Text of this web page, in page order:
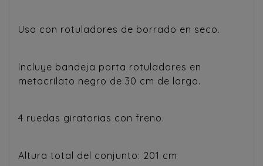
Uso con rotuladores de borrado en seco.
Incluye bandeja porta rotuladores en
metacrilato negro de 30 cm de largo.
4 ruedas giratorias con freno.
Altura total del conjunto: 201 cm